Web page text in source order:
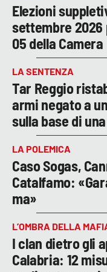
Elezioni
settembre 2026
05 della Camera
LA SENTENZA
Tar Reggio
armi negato a
sulla base di
LA POLEMICA
Caso Sogas,
Catalfamo:
ma»
L’OMBRA DELLA
I clan dietro gli
Calabria: 12